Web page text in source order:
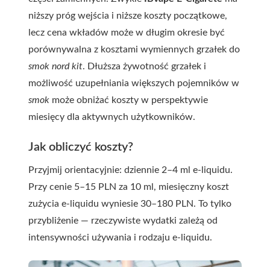
niższy próg wejścia i niższe koszty początkowe,
lecz cena wkładów może w długim okresie być
porównywalna z kosztami wymiennych grzałek do
smok nord kit. Dłuższa żywotność grzałek i
możliwość uzupełniania większych pojemników w
smok może obniżać koszty w perspektywie
miesięcy dla aktywnych użytkowników.
Jak obliczyć koszty?
Przyjmij orientacyjnie: dziennie 2–4 ml e-liquidu.
Przy cenie 5–15 PLN za 10 ml, miesięczny koszt
zużycia e-liquidu wyniesie 30–180 PLN. To tylko
przybliżenie — rzeczywiste wydatki zależą od
intensywności używania i rodzaju e-liquidu.